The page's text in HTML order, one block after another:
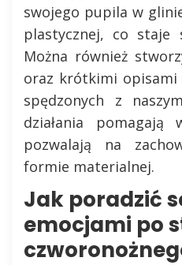
swojego pupila w
plastycznej, co staje
Można również
oraz krótkimi opisami
spędzonych z
działania
pozwalają na
formie materialnej.
Jak poradzić
emocjami po